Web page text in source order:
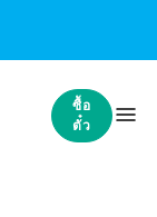
ซื้อ
ตั๋ว